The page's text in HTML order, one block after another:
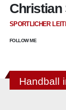
Christian
SPORTLICHER
FOLLOW ME
Handball